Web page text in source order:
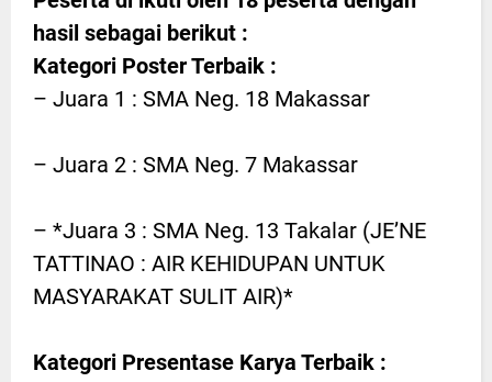
hasil sebagai berikut :
Kategori Poster Terbaik :
– Juara 1 : SMA Neg. 18 Makassar
– Juara 2 : SMA Neg. 7 Makassar
– *Juara 3 : SMA Neg. 13 Takalar (JE’NE
TATTINAO : AIR KEHIDUPAN UNTUK
MASYARAKAT SULIT AIR)*
Kategori Presentase Karya Terbaik :